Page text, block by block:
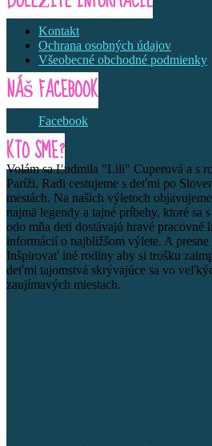
Kontakt
Ochrana osobných údajov
Všeobecné obchodné podmienky
NÁŠ FACEBOOK
Facebook
KTO SME?
Volám sa Ľudmila "Lili" Cuperová a s
Paríži. Radi cestujeme s deťmi po
mestách. Na našich výletoch
najmä legendy a tajné príbehy, ktoré sa
odo mňa deti dostávajú hravé pracovné
informácií o najbližšom výlete. A
Inšpirovať iné rodiny aby si trošku
deťmi tajomstvá skrývajúce sa vo
zaujímavých miestach.